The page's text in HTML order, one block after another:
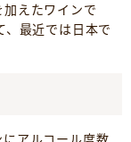
えたワインで
、最近では日本で